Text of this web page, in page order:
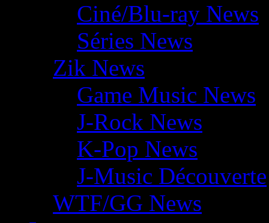
Ciné/Blu-ray News
Séries News
Zik News
Game Music News
J-Rock News
K-Pop News
J-Music Découverte
WTF/GG News